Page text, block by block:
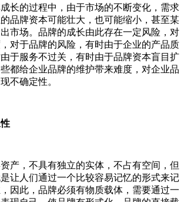
长的过程中，由于市场的不断变化，需求
品牌资本可能壮大，也可能缩小，甚至某
市场。品牌的成长由此存在一定风险，对
对于品牌的风险，有时由于企业的产品质
于服务不过关，有时由于品牌资本盲目扩
都给企业品牌的维护带来难度，对企业品
不确定性。
产，不具有独立的实体，不占有空间，但
让人们通过一个比较容易记忆的形式来记
因此，品牌必须有物质载体，需要通过一